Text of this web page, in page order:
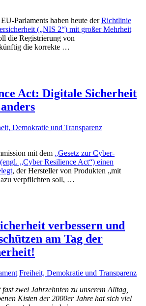
Parlaments haben heute derRichtlinie
(„NIS 2“) mit großer Mehrheit
die Registrierung von
die korrekte …
Act: Digitale Sicherheit
Demokratie und Transparenz
mit dem „Gesetz zur Cyber-
„Cyber Resilience Act“) einen
, der Hersteller von Produkten „mit
verpflichten soll, …
verbessern und
am Tag der
Freiheit, Demokratie und Transparenz
zwei Jahrzehnten zu unserem Alltag,
Kisten der 2000er Jahre hat sich viel